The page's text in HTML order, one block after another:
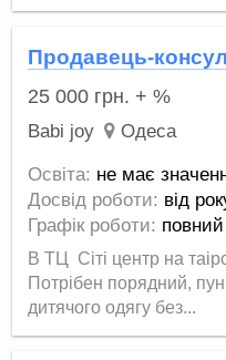
Продавець-
25 000 грн. + %
Babi joy Одеса
Освіта: не має
Досвід роботи: від
Графік роботи:
В ТЦ Сіті центр на
Потрібен порядний,
дитячого одягу без...